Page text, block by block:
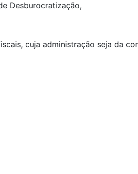
Desburocratização,
cuja administração seja da